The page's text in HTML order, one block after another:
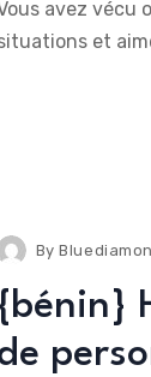
avez vécu
et
By
{bénin}